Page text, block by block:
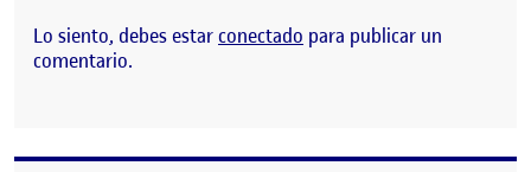
Lo siento, debes estarconectado para publicar un
comentario.